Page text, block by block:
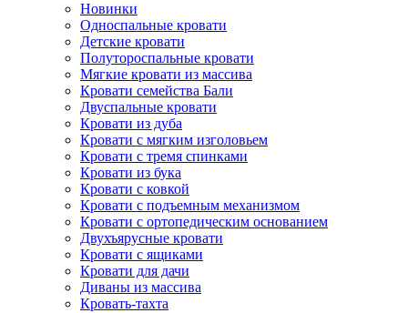
Новинки
Односпальные кровати
Детские кровати
Полутороспальные кровати
Мягкие кровати из массива
Кровати семейства Бали
Двуспальные кровати
Кровати из дуба
Кровати с мягким изголовьем
Кровати с тремя спинками
Кровати из бука
Кровати с ковкой
Кровати с подъемным механизмом
Кровати с ортопедическим основанием
Двухъярусные кровати
Кровати с ящиками
Кровати для дачи
Диваны из массива
Кровать-тахта